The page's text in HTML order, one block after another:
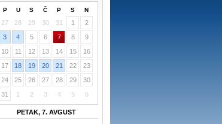
P U S Č P S N
27 28 29 30 31 1
2
3
4 5 6 7 8
9
10
11 12 13 14 15
16
17
18 19 20 21 22
23
24
25 26 27 28 29
30
31
1 2 3 4 5 6
PETAK, 7. AVGUST